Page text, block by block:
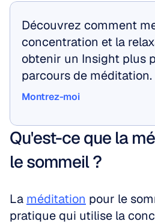
Découvrez comment
concentration et la
obtenir un Insight plus
parcours de méditation.
Montrez-moi
Qu'est-ce que la
le sommeil ?
La méditation pour le
pratique qui utilise la